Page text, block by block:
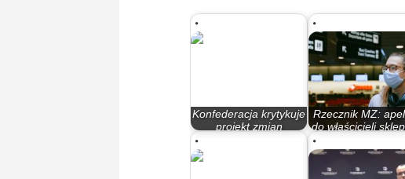
Konfederacja krytykuje
projekt zmian
Rzecznik MZ:
do właścicieli